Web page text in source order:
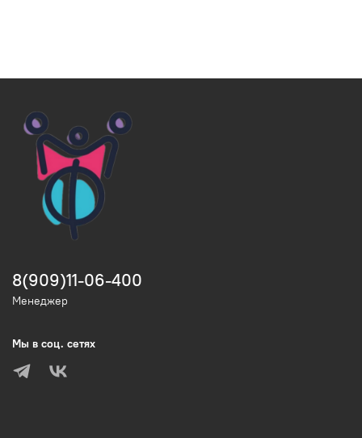
8(909)11-06-400
Менеджер
Мы в соц. сетях